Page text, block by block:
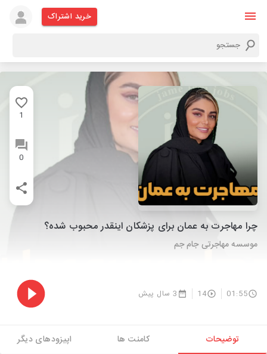
خرید اشتراک
1
0
چرا مهاجرت به عمان برای پزشکان اینقدر محبوب شده؟
موسسه مهاجرتی جام جم
01:55
14 3 سال پیش
توضیحات کامنت ها اپیزودهای دیگر